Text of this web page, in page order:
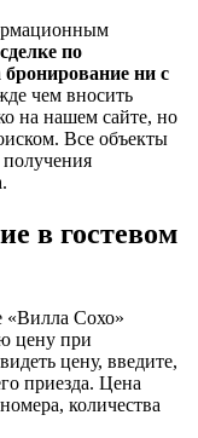
по
ни с
чем вносить
на нашем сайте, но
Все объекты
получения
в гостевом
«Вилла Сохо»
цену при
цену, введите,
приезда. Цена
количества